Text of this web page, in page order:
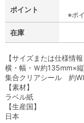
ポイント
※ポ
在庫
【サイズまたは仕様情報
横・幅・Ｗ約135mm×
集合クリアシール 約
【素材】
ラベル紙
【生産国】
日本